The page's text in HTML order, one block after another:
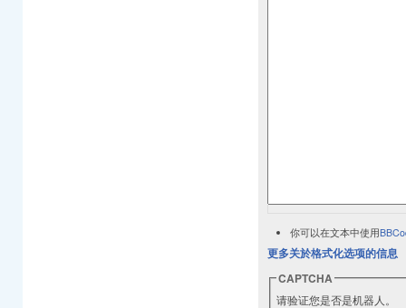
你可以在文本中使用
更多关於格式化选项的信息
CAPTCHA
请验证您是否是机器人。